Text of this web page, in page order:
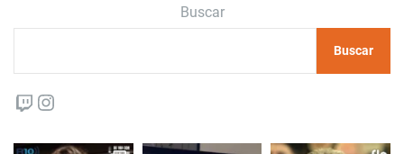
Buscar
Buscar
Twitch